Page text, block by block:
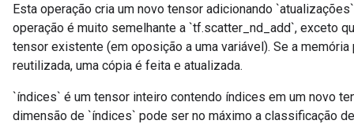
Esta operação cria um novo tensor adicionando
operação é muito semelhante a `tf.scatter_nd_add`, exceto
tensor existente (em oposição a uma variável). Se a
reutilizada, uma cópia é feita e atualizada.
`índices` é um tensor inteiro contendo índices em um novo
dimensão de `índices` pode ser no máximo a classificação